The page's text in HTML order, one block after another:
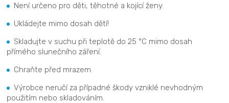
Není určeno pro děti, těhotné a kojící ženy.
Ukládejte mimo dosah dětí!
Skladujte v suchu při teplotě do 25 °C mimo dosah
přímého slunečního záření.
Chraňte před mrazem.
Výrobce neručí za případné škody vzniklé nevhodným
použitím nebo skladováním.